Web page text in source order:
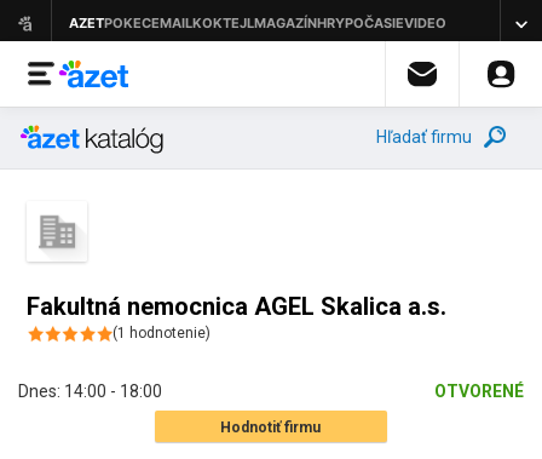
Hľadať firmu
Fakultná nemocnica AGEL Skalica a.s.
(1 hodnotenie)
Dnes: 14:00 - 18:00 OTVORENÉ
Hodnotiť firmu